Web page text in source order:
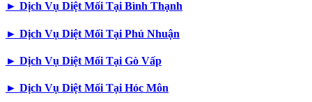
► Dịch Vụ Diệt Mối Tại Bình Thạnh
► Dịch Vụ Diệt Mối Tại Phú Nhuận
► Dịch Vụ Diệt Mối Tại Gò Vấp
► Dịch Vụ Diệt Mối Tại Hóc Môn